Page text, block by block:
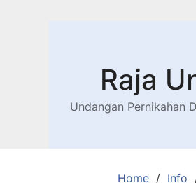
Raja
Undangan Pernikahan
Home
Info